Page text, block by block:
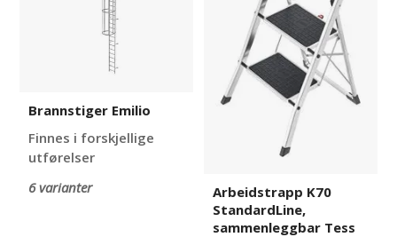
Brannstiger Emilio
Finnes i forskjellige
utførelser
6 varianter
Arbeidstrapp K70
StandardLine,
sammenleggbar Tess